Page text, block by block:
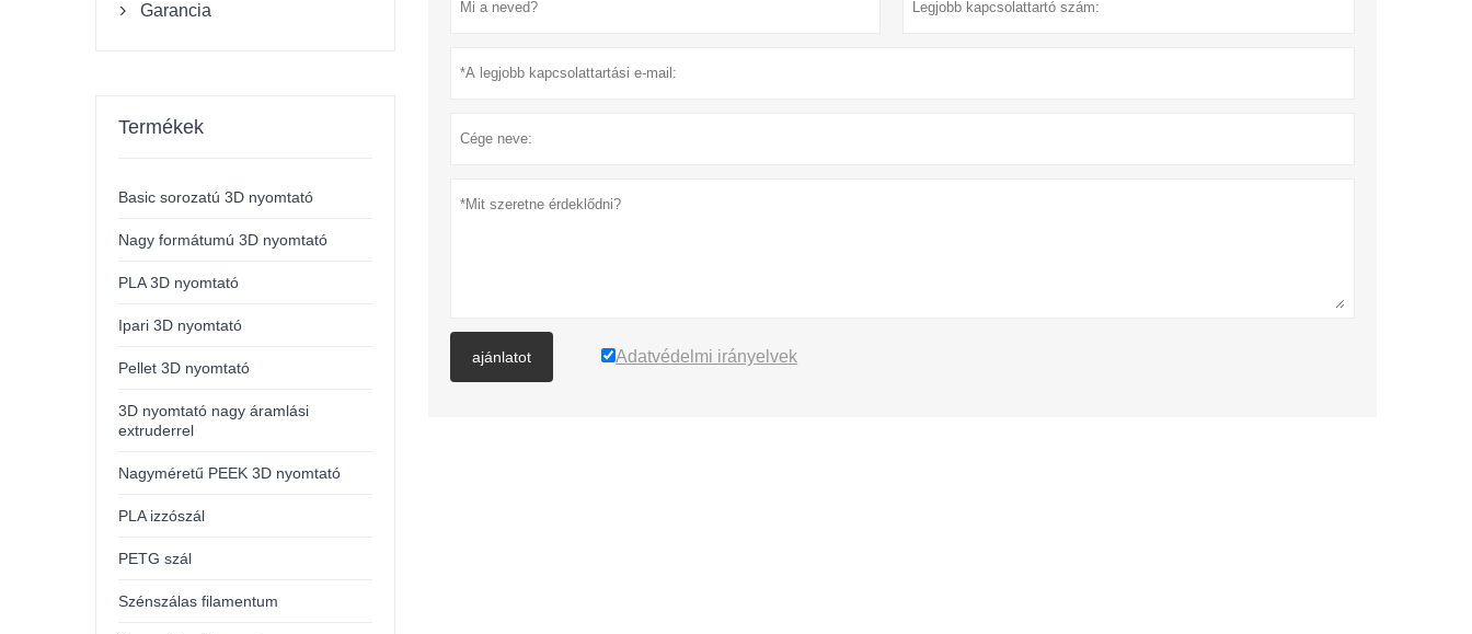
ajánlatot Adatvédelmi irányelvek
 Garancia
Termékek
Basic sorozatú 3D nyomtató
Nagy formátumú 3D nyomtató
PLA 3D nyomtató
Ipari 3D nyomtató
Pellet 3D nyomtató
3D nyomtató nagy áramlási
extruderrel
Nagyméretű PEEK 3D nyomtató
PLA izzószál
PETG szál
Szénszálas filamentum